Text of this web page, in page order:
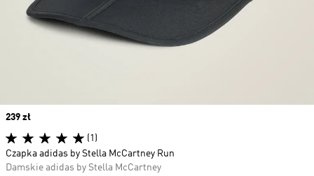
Price
239 zł
(1)
Czapka adidas by Stella McCartney Run
Damskie adidas by Stella McCartney